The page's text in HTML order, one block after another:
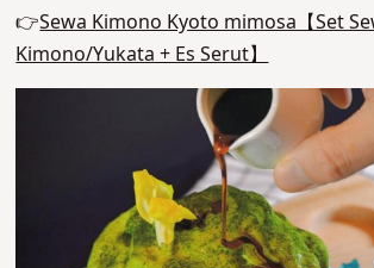
👉Sewa Kimono Kyoto mimosa【Set
Kimono/Yukata + Es Serut】